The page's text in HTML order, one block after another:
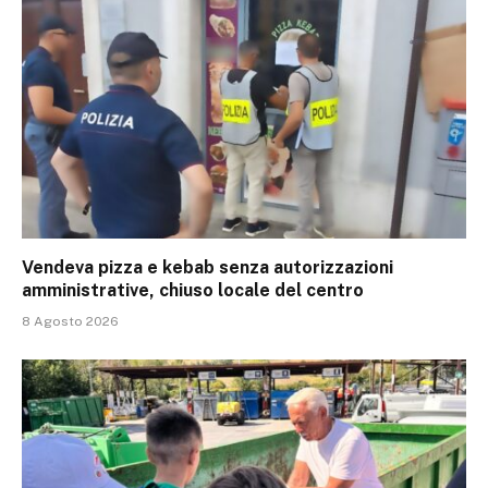
Vendeva pizza e kebab senza autorizzazioni
amministrative, chiuso locale del centro
8 Agosto 2026